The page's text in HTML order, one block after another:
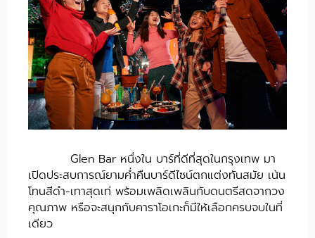
Glen Bar หนึ่งใน บาร์ที่ดีที่สุดในกรุงเทพ มา
เปิดประสบการณ์ยามค่ำคืนบาร์ดีไซน์ตกแต่งทันสมัย เน้น
โทนสีดำ-เทาสุดเท่ พร้อมเพลิดเพลินกับดนตรีสดจากวง
คุณภาพ หรือจะสนุกกับคาราโอเกะก็มีให้เลือกครบจบในที่
เดียว